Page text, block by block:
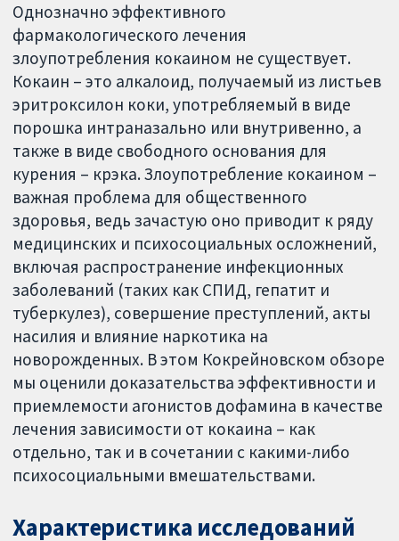
Однозначно эффективного
фармакологического лечения
злоупотребления кокаином не существует.
Кокаин – это алкалоид, получаемый из листьев
эритроксилон коки, употребляемый в виде
порошка интраназально или внутривенно, а
также в виде свободного основания для
курения – крэка. Злоупотребление кокаином –
важная проблема для общественного
здоровья, ведь зачастую оно приводит к ряду
медицинских и психосоциальных осложнений,
включая распространение инфекционных
заболеваний (таких как СПИД, гепатит и
туберкулез), совершение преступлений, акты
насилия и влияние наркотика на
новорожденных. В этом Кокрейновском обзоре
мы оценили доказательства эффективности и
приемлемости агонистов дофамина в качестве
лечения зависимости от кокаина – как
отдельно, так и в сочетании с какими-либо
психосоциальными вмешательствами.
Характеристика исследований